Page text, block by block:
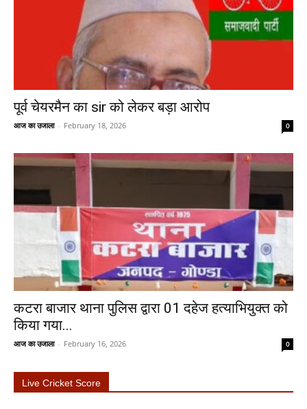
पूर्व चेयरमैन का sir को लेकर बड़ा आरोप
आज का उजाला - February 18, 2026 0
कटरा बाजार थाना पुलिस द्वारा 01 दहेज हत्याभियुक्त को
किया गया...
आज का उजाला - February 16, 2026 0
Live Cricket Score